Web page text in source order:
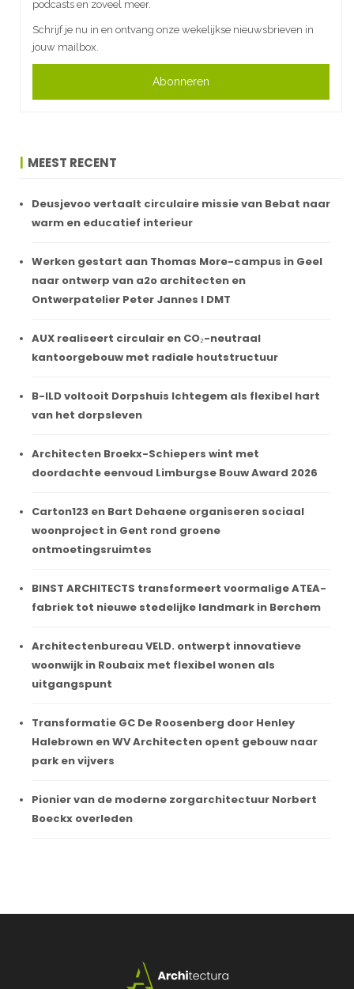
podcasts en zoveel meer.
Schrijf je nu in en ontvang onze wekelijkse nieuwsbrieven in
jouw mailbox.
Abonneren
MEEST RECENT
Deusjevoo vertaalt circulaire missie van Bebat naar
warm en educatief interieur
Werken gestart aan Thomas More-campus in Geel
naar ontwerp van a2o architecten en
Ontwerpatelier Peter Jannes I DMT
AUX realiseert circulair en CO₂-neutraal
kantoorgebouw met radiale houtstructuur
B-ILD voltooit Dorpshuis Ichtegem als flexibel hart
van het dorpsleven
Architecten Broekx-Schiepers wint met
doordachte eenvoud Limburgse Bouw Award 2026
Carton123 en Bart Dehaene organiseren sociaal
woonproject in Gent rond groene
ontmoetingsruimtes
BINST ARCHITECTS transformeert voormalige ATEA-
fabriek tot nieuwe stedelijke landmark in Berchem
Architectenbureau VELD. ontwerpt innovatieve
woonwijk in Roubaix met flexibel wonen als
uitgangspunt
Transformatie GC De Roosenberg door Henley
Halebrown en WV Architecten opent gebouw naar
park en vijvers
Pionier van de moderne zorgarchitectuur Norbert
Boeckx overleden